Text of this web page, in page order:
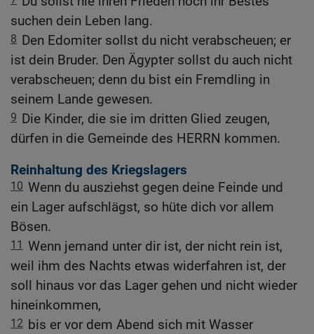
suchen dein Leben lang.
8 Den Edomiter sollst du nicht verabscheuen; er
ist dein Bruder. Den Ägypter sollst du auch nicht
verabscheuen; denn du bist ein Fremdling in
seinem Lande gewesen.
9 Die Kinder, die sie im dritten Glied zeugen,
dürfen in die Gemeinde des HERRN kommen.
Reinhaltung des Kriegslagers
10 Wenn du ausziehst gegen deine Feinde und
ein Lager aufschlägst, so hüte dich vor allem
Bösen.
11 Wenn jemand unter dir ist, der nicht rein ist,
weil ihm des Nachts etwas widerfahren ist, der
soll hinaus vor das Lager gehen und nicht wieder
hineinkommen,
12 bis er vor dem Abend sich mit Wasser